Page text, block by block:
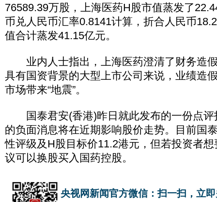
76589.39万股，上海医药H股市值蒸发了
币兑人民币汇率0.8141计算，折合人民币
值合计蒸发41.15亿元。
业内人士指出，上海医药澄清了财务造
具有国资背景的大型上市公司来说，业绩造
市场带来“地震”。
国泰君安(香港)昨日就此发布的一份点评
的负面消息将在近期影响股价走势。目前国
性评级及H股目标价11.2港元，但若投资者
议可以换股买入国药控股。
央视网新闻官方微信：扫一扫，立